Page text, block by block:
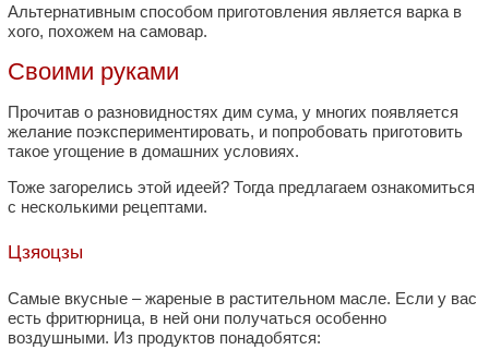
Альтернативным способом приготовления является варка в
хого, похожем на самовар.
Своими руками
Прочитав о разновидностях дим сума, у многих появляется
желание поэкспериментировать, и попробовать приготовить
такое угощение в домашних условиях.
Тоже загорелись этой идеей? Тогда предлагаем ознакомиться
с несколькими рецептами.
Цзяоцзы
Самые вкусные – жареные в растительном масле. Если у вас
есть фритюрница, в ней они получаться особенно
воздушными. Из продуктов понадобятся: